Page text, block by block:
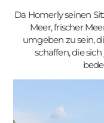
Da Homerly seinen
Meer, frischer
umgeben zu sein,
schaffen, die
Italiano
Español
한국어
Português